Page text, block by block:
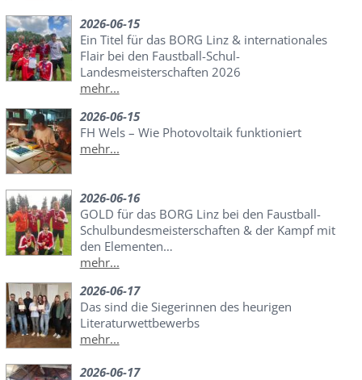
2026-06-15
Ein Titel für das BORG Linz & internationales
Flair bei den Faustball-Schul-
Landesmeisterschaften 2026
mehr...
2026-06-15
FH Wels – Wie Photovoltaik funktioniert
mehr...
2026-06-16
GOLD für das BORG Linz bei den Faustball-
Schulbundesmeisterschaften & der Kampf mit
den Elementen…
mehr...
2026-06-17
Das sind die Siegerinnen des heurigen
Literaturwettbewerbs
mehr...
2026-06-17